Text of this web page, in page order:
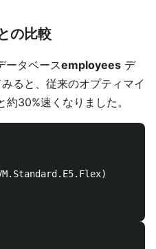
の比較
ータベースemployees デ
ると、従来のオプティマイ
30%速くなりました。